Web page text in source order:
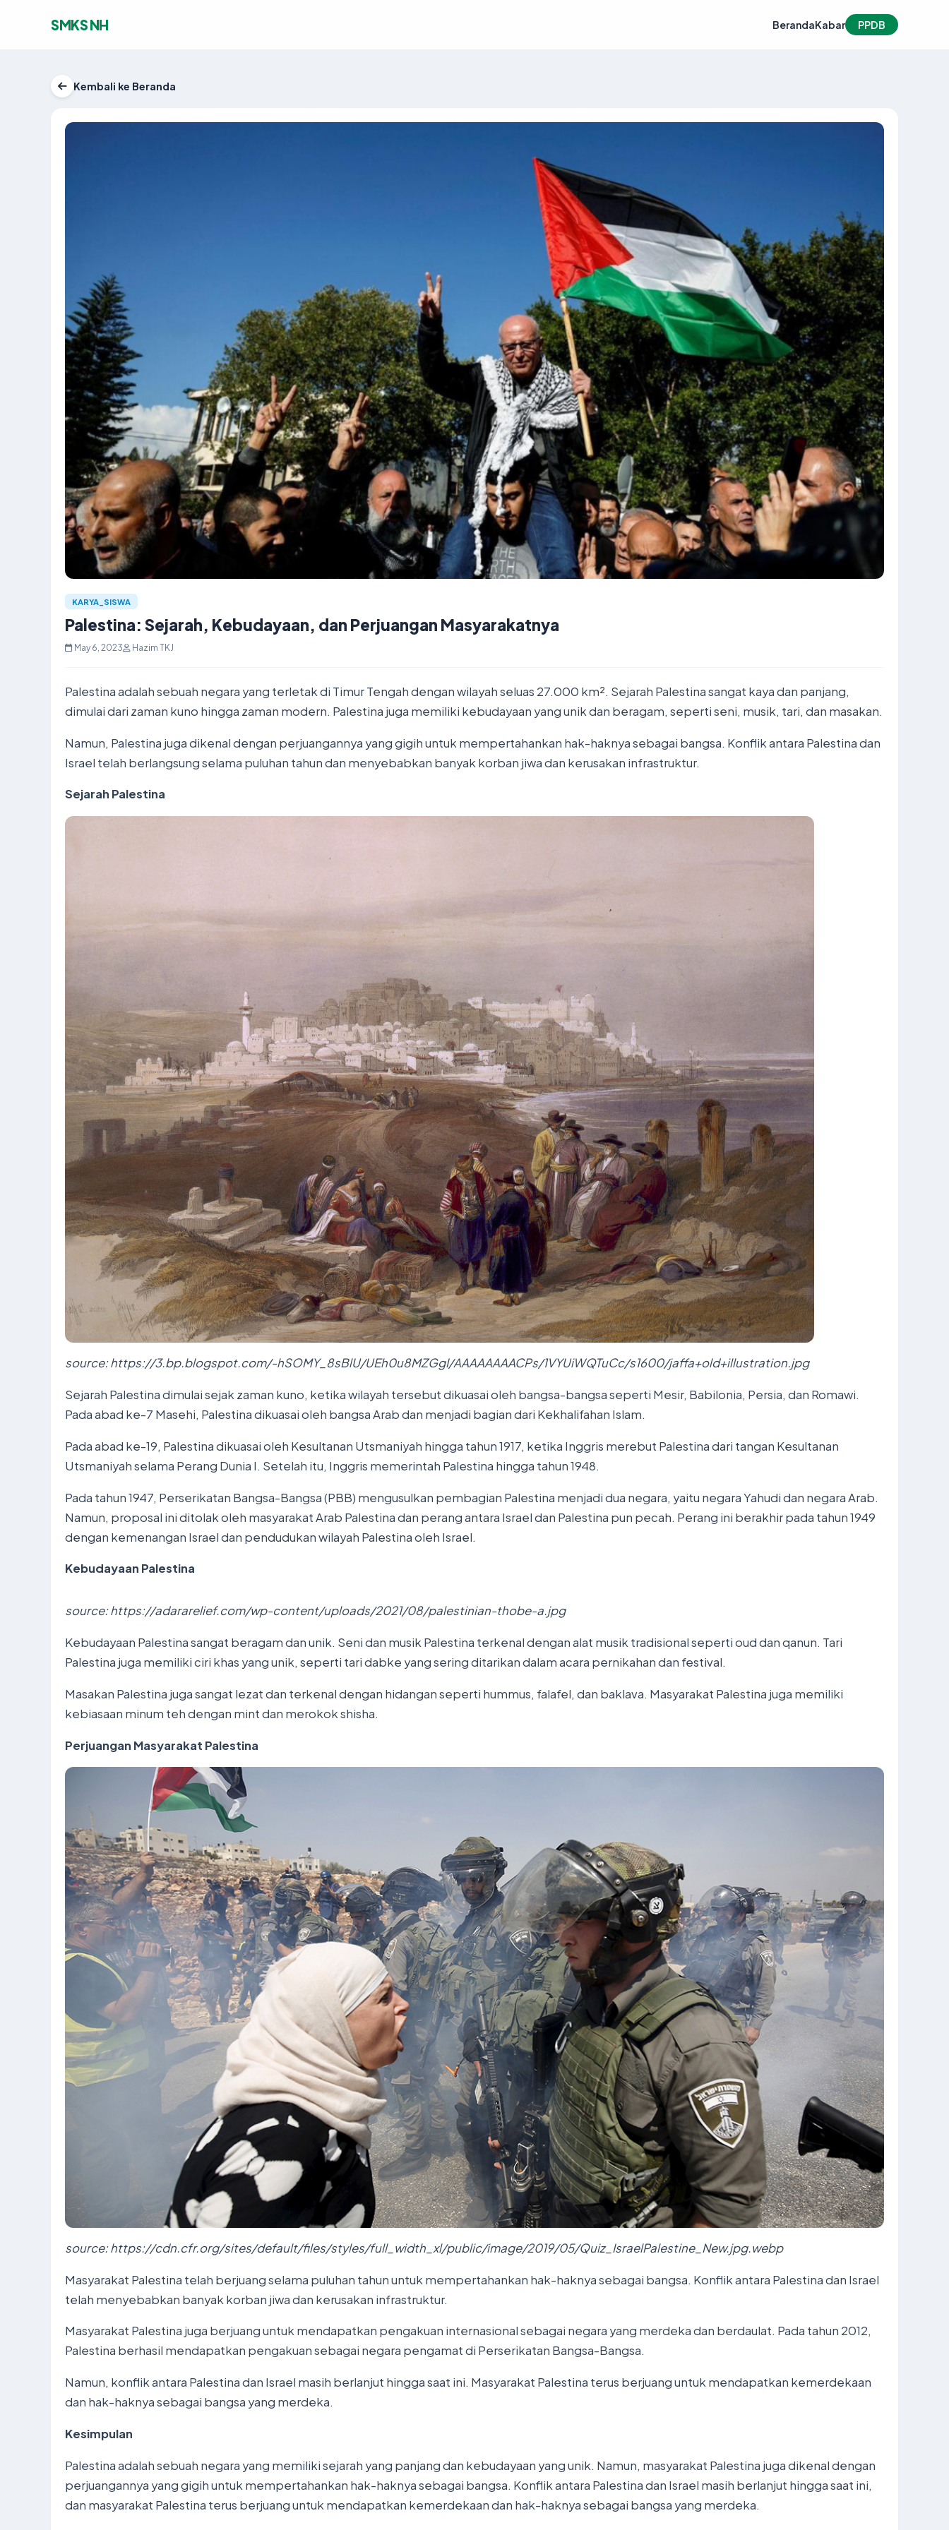
SMKS NH BerandaKabar PPDB
Kembali ke Beranda
KARYA_SISWA
Palestina: Sejarah, Kebudayaan, dan Perjuangan Masyarakatnya
May 6, 2023 Hazim TKJ
Palestina adalah sebuah negara yang terletak di Timur Tengah dengan wilayah seluas 27.000 km². Sejarah Palestina sangat kaya dan panjang,
dimulai dari zaman kuno hingga zaman modern. Palestina juga memiliki kebudayaan yang unik dan beragam, seperti seni, musik, tari, dan masakan.
Namun, Palestina juga dikenal dengan perjuangannya yang gigih untuk mempertahankan hak-haknya sebagai bangsa. Konflik antara Palestina dan
Israel telah berlangsung selama puluhan tahun dan menyebabkan banyak korban jiwa dan kerusakan infrastruktur.
Sejarah Palestina
source: https://3.bp.blogspot.com/-hSOMY_8sBlU/UEh0u8MZGgI/AAAAAAAACPs/1VYUiWQTuCc/s1600/jaffa+old+illustration.jpg
Sejarah Palestina dimulai sejak zaman kuno, ketika wilayah tersebut dikuasai oleh bangsa-bangsa seperti Mesir, Babilonia, Persia, dan Romawi.
Pada abad ke-7 Masehi, Palestina dikuasai oleh bangsa Arab dan menjadi bagian dari Kekhalifahan Islam.
Pada abad ke-19, Palestina dikuasai oleh Kesultanan Utsmaniyah hingga tahun 1917, ketika Inggris merebut Palestina dari tangan Kesultanan
Utsmaniyah selama Perang Dunia I. Setelah itu, Inggris memerintah Palestina hingga tahun 1948.
Pada tahun 1947, Perserikatan Bangsa-Bangsa (PBB) mengusulkan pembagian Palestina menjadi dua negara, yaitu negara Yahudi dan negara Arab.
Namun, proposal ini ditolak oleh masyarakat Arab Palestina dan perang antara Israel dan Palestina pun pecah. Perang ini berakhir pada tahun 1949
dengan kemenangan Israel dan pendudukan wilayah Palestina oleh Israel.
Kebudayaan Palestina
source: https://adararelief.com/wp-content/uploads/2021/08/palestinian-thobe-a.jpg
Kebudayaan Palestina sangat beragam dan unik. Seni dan musik Palestina terkenal dengan alat musik tradisional seperti oud dan qanun. Tari
Palestina juga memiliki ciri khas yang unik, seperti tari dabke yang sering ditarikan dalam acara pernikahan dan festival.
Masakan Palestina juga sangat lezat dan terkenal dengan hidangan seperti hummus, falafel, dan baklava. Masyarakat Palestina juga memiliki
kebiasaan minum teh dengan mint dan merokok shisha.
Perjuangan Masyarakat Palestina
source: https://cdn.cfr.org/sites/default/files/styles/full_width_xl/public/image/2019/05/Quiz_IsraelPalestine_New.jpg.webp
Masyarakat Palestina telah berjuang selama puluhan tahun untuk mempertahankan hak-haknya sebagai bangsa. Konflik antara Palestina dan Israel
telah menyebabkan banyak korban jiwa dan kerusakan infrastruktur.
Masyarakat Palestina juga berjuang untuk mendapatkan pengakuan internasional sebagai negara yang merdeka dan berdaulat. Pada tahun 2012,
Palestina berhasil mendapatkan pengakuan sebagai negara pengamat di Perserikatan Bangsa-Bangsa.
Namun, konflik antara Palestina dan Israel masih berlanjut hingga saat ini. Masyarakat Palestina terus berjuang untuk mendapatkan kemerdekaan
dan hak-haknya sebagai bangsa yang merdeka.
Kesimpulan
Palestina adalah sebuah negara yang memiliki sejarah yang panjang dan kebudayaan yang unik. Namun, masyarakat Palestina juga dikenal dengan
perjuangannya yang gigih untuk mempertahankan hak-haknya sebagai bangsa. Konflik antara Palestina dan Israel masih berlanjut hingga saat ini,
dan masyarakat Palestina terus berjuang untuk mendapatkan kemerdekaan dan hak-haknya sebagai bangsa yang merdeka.